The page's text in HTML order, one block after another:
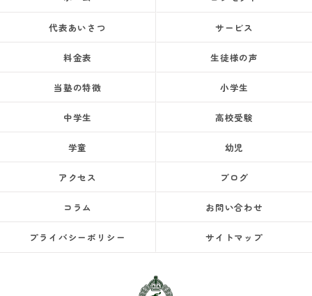
代表あいさつ サービス
料金表 生徒様の声
当塾の特徴 小学生
中学生 高校受験
学童 幼児
アクセス ブログ
コラム お問い合わせ
プライバシーポリシー サイトマップ